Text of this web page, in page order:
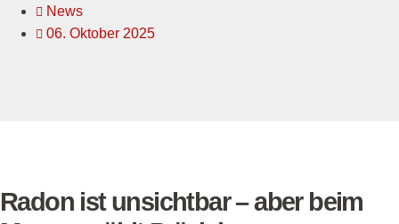
News
06. Oktober 2025
Radon ist unsichtbar – aber beim